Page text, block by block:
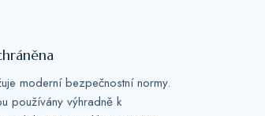
moderní bezpečnostní normy.
používány výhradně k